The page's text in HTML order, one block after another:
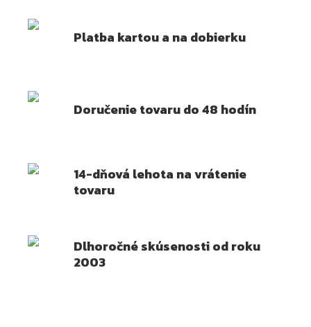
Platba kartou a na dobierku
Doručenie tovaru do 48 hodín
14-dňová lehota na vrátenie
tovaru
Dlhoročné skúsenosti od roku
2003